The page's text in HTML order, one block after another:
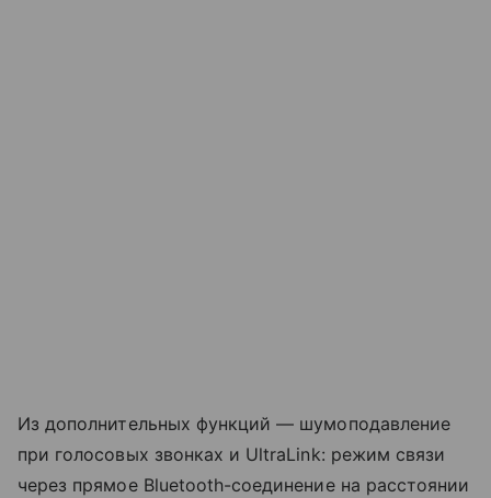
Из дополнительных функций — шумоподавление
при голосовых звонках и UltraLink: режим связи
через прямое Bluetooth-соединение на расстоянии